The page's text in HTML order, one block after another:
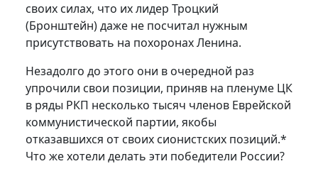
своих силах, что их лидер Троцкий
(Бронштейн) даже не посчитал нужным
присутствовать на похоронах Ленина.
Незадолго до этого они в очередной раз
упрочили свои позиции, приняв на пленуме ЦК
в ряды РКП несколько тысяч членов Еврейс­кой
коммунистической партии, якобы
отказавшихся от своих сионистских позиций.*
Что же хотели делать эти победители России?